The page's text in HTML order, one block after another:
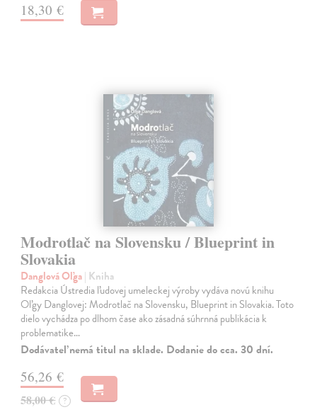
18,30 €
Modrotlač na Slovensku / Blueprint in
Slovakia
Danglová Oľga| Kniha
Redakcia Ústredia ľudovej umeleckej výroby vydáva novú knihu
Oľgy Danglovej: Modrotlač na Slovensku, Blueprint in Slovakia. Toto
dielo vychádza po dlhom čase ako zásadná súhrnná publikácia k
problematike…
Dodávateľ nemá titul na sklade. Dodanie do cca. 30 dní.
56,26 €
58,00 € ?